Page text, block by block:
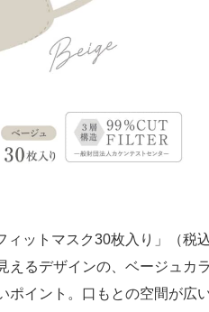
ットマスク30枚入り」（税
えるデザインの、ベージュカ
ポイント。口もとの空間が広